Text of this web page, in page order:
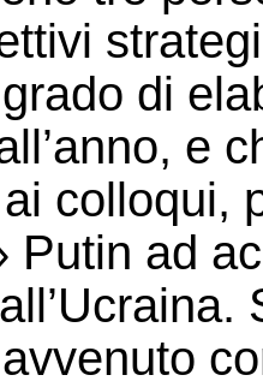
di
e
colloqui,
Putin ad
avvenuto